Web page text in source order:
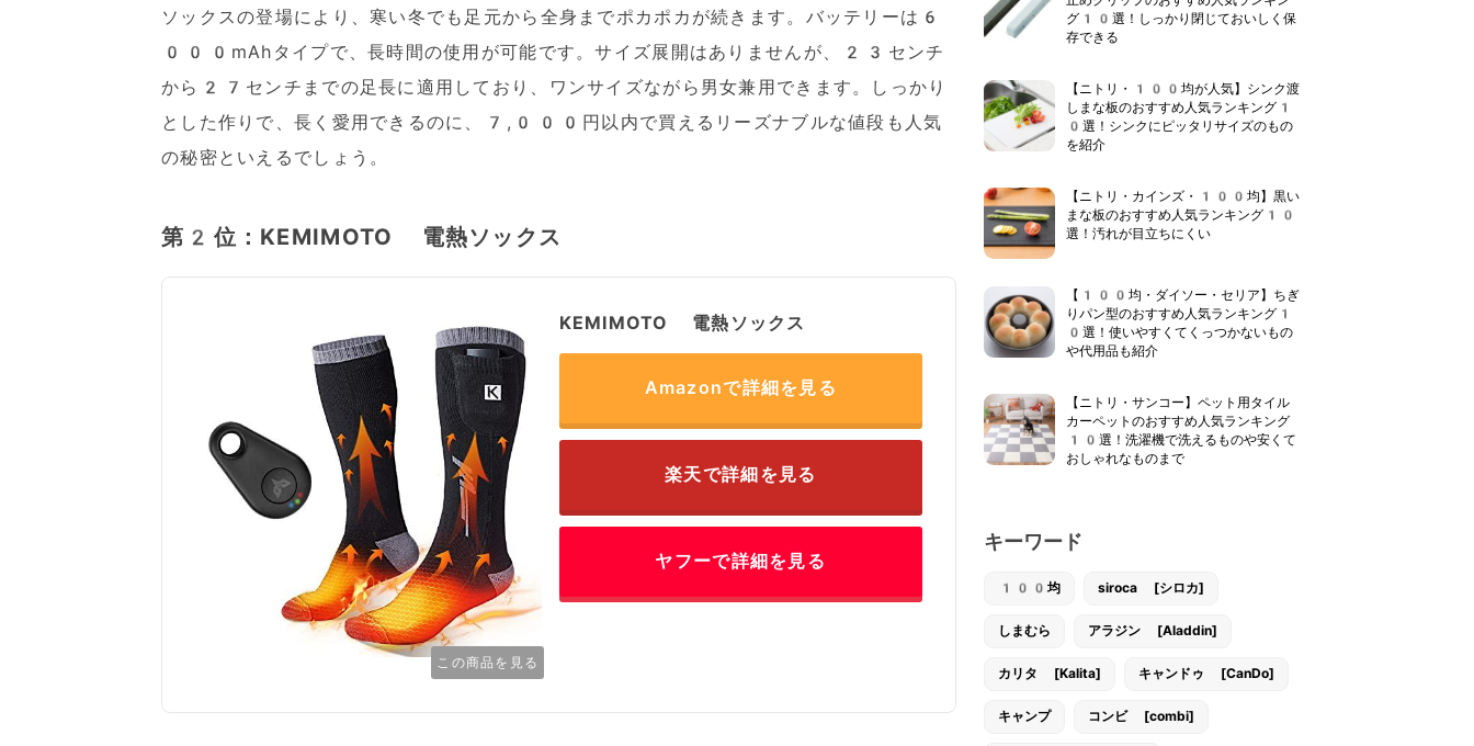
ソックスの登場により、寒い冬でも足元から全身までポカポカが続きます。バッテリーは6
000mAhタイプで、長時間の使用が可能です。サイズ展開はありませんが、23センチ
から27センチまでの足長に適用しており、ワンサイズながら男女兼用できます。しっかり
とした作りで、長く愛用できるのに、7,000円以内で買えるリーズナブルな値段も人気
の秘密といえるでしょう。
第2位：KEMIMOTO 電熱ソックス
この商品を見る
KEMIMOTO 電熱ソックス
Amazonで詳細を見る
楽天で詳細を見る
ヤフーで詳細を見る
グ10選！しっかり閉じておいしく保
存できる
【ニトリ・100均が人気】シンク渡
しまな板のおすすめ人気ランキング1
0選！シンクにピッタリサイズのもの
を紹介
【ニトリ・カインズ・100均】黒い
まな板のおすすめ人気ランキング10
選！汚れが目立ちにくい
【100均・ダイソー・セリア】ちぎ
りパン型のおすすめ人気ランキング1
0選！使いやすくてくっつかないもの
や代用品も紹介
【ニトリ・サンコー】ペット用タイル
カーペットのおすすめ人気ランキング
10選！洗濯機で洗えるものや安くて
おしゃれなものまで
キーワード
100均 siroca [シロカ]
しまむら アラジン [Aladdin]
カリタ [Kalita] キャンドゥ [CanDo]
キャンプ コンビ [combi]